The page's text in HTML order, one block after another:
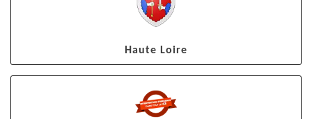
Haute Loire